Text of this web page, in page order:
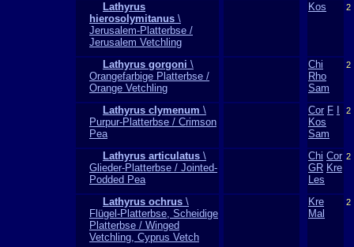
Lathyrus
hierosolymitanus \
Jerusalem-Platterbse /
Jerusalem Vetchling
Kos 2
Lathyrus gorgoni \
Orangefarbige Platterbse /
Orange Vetchling
Chi
Rho
Sam
2
Lathyrus clymenum \
Purpur-Platterbse / Crimson
Pea
Cor F
Kos
Sam
2
Lathyrus articulatus \
Glieder-Platterbse / Jointed-
Podded Pea
Chi Cor
GR Kre
Les
2
Lathyrus ochrus \
Flügel-Platterbse, Scheidige
Platterbse / Winged
Vetchling, Cyprus Vetch
Kre
Mal
2